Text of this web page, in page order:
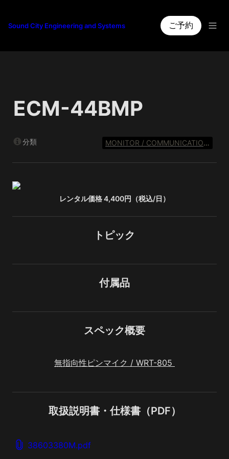
Sound City Engineering and Systems ご予約
ECM-44BMP
分類 MONITOR / COMMUNICATION SYSTEM
レンタル価格 4,400円（税込/日）
トピック
付属品
スペック概要
無指向性ピンマイク / WRT-805
取扱説明書・仕様書（PDF）
38603380M.pdf